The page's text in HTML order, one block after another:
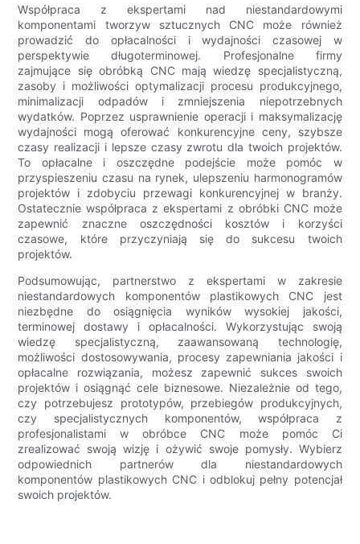
Współpraca z ekspertami nad niestandardowymi
komponentami tworzyw sztucznych CNC może również
prowadzić do opłacalności i wydajności czasowej w
perspektywie długoterminowej. Profesjonalne firmy
zajmujące się obróbką CNC mają wiedzę specjalistyczną,
zasoby i możliwości optymalizacji procesu produkcyjnego,
minimalizacji odpadów i zmniejszenia niepotrzebnych
wydatków. Poprzez usprawnienie operacji i maksymalizację
wydajności mogą oferować konkurencyjne ceny, szybsze
czasy realizacji i lepsze czasy zwrotu dla twoich projektów.
To opłacalne i oszczędne podejście może pomóc w
przyspieszeniu czasu na rynek, ulepszeniu harmonogramów
projektów i zdobyciu przewagi konkurencyjnej w branży.
Ostatecznie współpraca z ekspertami z obróbki CNC może
zapewnić znaczne oszczędności kosztów i korzyści
czasowe, które przyczyniają się do sukcesu twoich
projektów.
Podsumowując, partnerstwo z ekspertami w zakresie
niestandardowych komponentów plastikowych CNC jest
niezbędne do osiągnięcia wyników wysokiej jakości,
terminowej dostawy i opłacalności. Wykorzystując swoją
wiedzę specjalistyczną, zaawansowaną technologię,
możliwości dostosowywania, procesy zapewniania jakości i
opłacalne rozwiązania, możesz zapewnić sukces swoich
projektów i osiągnąć cele biznesowe. Niezależnie od tego,
czy potrzebujesz prototypów, przebiegów produkcyjnych,
czy specjalistycznych komponentów, współpraca z
profesjonalistami w obróbce CNC może pomóc Ci
zrealizować swoją wizję i ożywić swoje pomysły. Wybierz
odpowiednich partnerów dla niestandardowych
komponentów plastikowych CNC i odblokuj pełny potencjał
swoich projektów.